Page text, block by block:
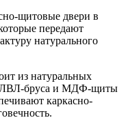
щитовые двери в
передают
натурального
из натуральных
ЛВЛ-бруса и МДФ-щиты
каркасно-